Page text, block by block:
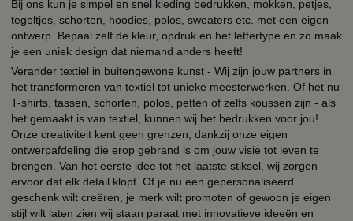
Bij ons kun je simpel en snel kleding bedrukken, mokken, petjes,
tegeltjes, schorten, hoodies, polos, sweaters etc. met een eigen
ontwerp. Bepaal zelf de kleur, opdruk en het lettertype en zo maak
je een uniek design dat niemand anders heeft!
Verander textiel in buitengewone kunst - Wij zijn jouw partners in
het transformeren van textiel tot unieke meesterwerken. Of het nu
T-shirts, tassen, schorten, polos, petten of zelfs koussen zijn - als
het gemaakt is van textiel, kunnen wij het bedrukken voor jou!
Onze creativiteit kent geen grenzen, dankzij onze eigen
ontwerpafdeling die erop gebrand is om jouw visie tot leven te
brengen. Van het eerste idee tot het laatste stiksel, wij zorgen
ervoor dat elk detail klopt. Of je nu een gepersonaliseerd
geschenk wilt creëren, je merk wilt promoten of gewoon je eigen
stijl wilt laten zien wij staan paraat met innovatieve ideeën en